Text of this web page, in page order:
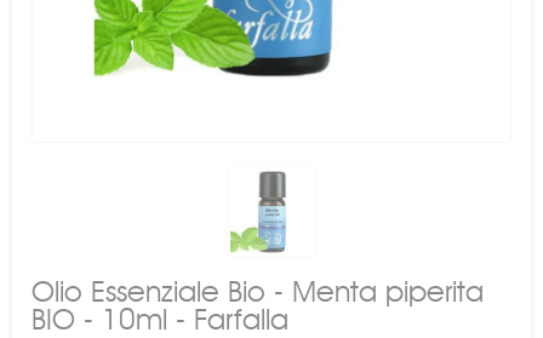
Olio Essenziale Bio - Menta piperita
BIO - 10ml - Farfalla